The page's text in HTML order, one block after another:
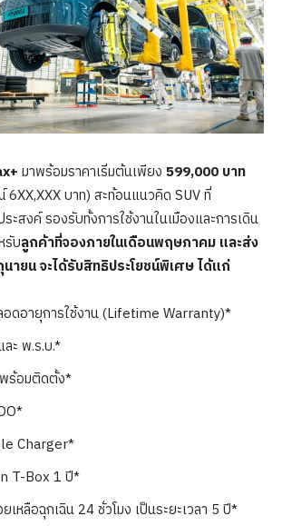
มาพร้อมราคาเริ่มต้นเพียง 599,000 บาท
บาท) สะท้อนแนวคิด SUV ที่
ะสงค์ รองรับทั้งการใช้งานในเมืองและการเดิน
รับลูกค้าที่จองภายในเดือนพฤษภาคม และส่ง
ายน จะได้รับสิทธิประโยชน์พิเศษ ได้แก่
ดอายุการใช้งาน (Lifetime Warranty)*
ะ พ.ร.บ.*
ร้อมติดตั้ง*
Charger*
T-Box 1 ปี*
เหลือฉุกเฉิน 24 ชั่วโมง เป็นระยะเวลา 5 ปี*